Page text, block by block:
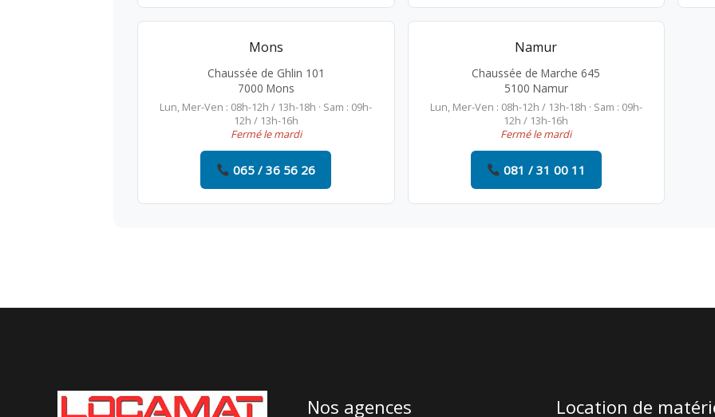
Mons
Chaussée de Ghlin 101
7000 Mons
Lun, Mer-Ven : 08h-12h / 13h-18h · Sam : 09h-
12h / 13h-16h
Fermé le mardi
065 / 36 56 26
Namur
Chaussée de Marche 645
5100 Namur
Lun, Mer-Ven : 08h-12h / 13h-18h · Sam : 09h-
12h / 13h-16h
Fermé le mardi
081 / 31 00 11
Nos agences Location de